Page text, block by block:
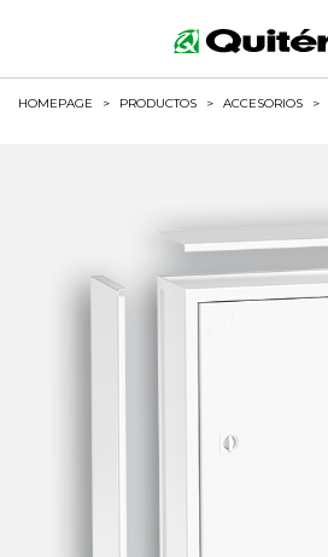
HOMEPAGE > PRODUCTOS > ACCESORIOS >